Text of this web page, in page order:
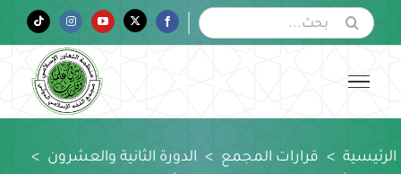
البحث
عن:
Facebook
Twitter
YouTube
Instagram
Tiktok
الرئيسية > قرارات المجمع > الدورة الثانية والعشرون >